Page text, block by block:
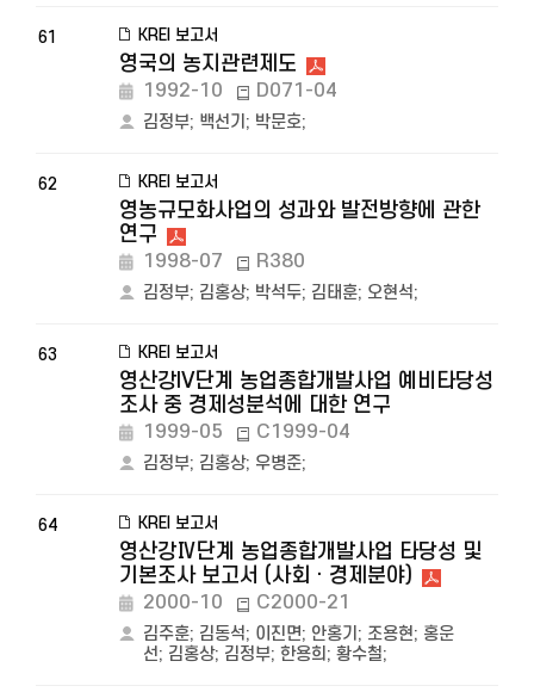
61 KREI 보고서
영국의 농지관련제도
1992-10 D071-04
김정부; 백선기 ; 박문호;
62 KREI 보고서
영농규모화사업의 성과와 발전방향에 관한
연구
1998-07 R380
김정부; 김홍상; 박석두; 김태훈; 오현석;
63 KREI 보고서
영산강IV단계 농업종합개발사업 예비타당성
조사 중 경제성분석에 대한 연구
1999-05 C1999-04
김정부; 김홍상; 우병준;
64 KREI 보고서
영산강Ⅳ단계 농업종합개발사업 타당성 및
기본조사 보고서 (사회 · 경제분야)
2000-10 C2000-21
김주훈; 김동석; 이진면; 안홍기 ; 조용현; 홍운
선; 김홍상; 김정부; 한용희 ; 황수철;